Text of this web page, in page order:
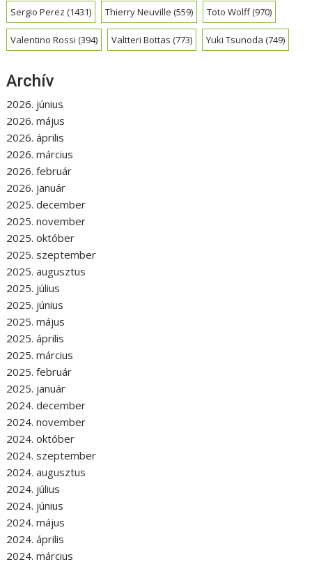
Sergio Perez (1431) Thierry Neuville (559) Toto Wolff(970)
Valentino Rossi (394) Valtteri Bottas (773) Yuki Tsunoda (749)
Archív
2026. június
2026. május
2026. április
2026. március
2026. február
2026. január
2025. december
2025. november
2025. október
2025. szeptember
2025. augusztus
2025. július
2025. június
2025. május
2025. április
2025. március
2025. február
2025. január
2024. december
2024. november
2024. október
2024. szeptember
2024. augusztus
2024. július
2024. június
2024. május
2024. április
2024. március